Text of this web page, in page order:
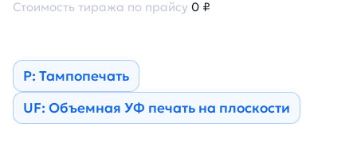
Стоимость тиража по прайсу 0 ₽
Р: Тампопечать
UF: Объемная УФ печать на плоскости